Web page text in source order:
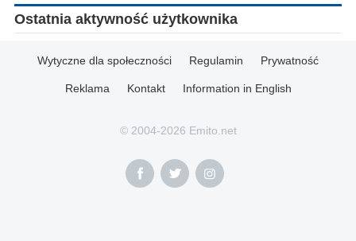
Ostatnia aktywność użytkownika
Wytyczne dla społeczności Regulamin Prywatność
Reklama Kontakt Information in English
© 2004-2026 Emito.net